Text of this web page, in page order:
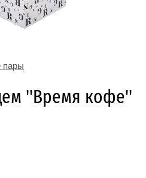
пары
''Время кофе''